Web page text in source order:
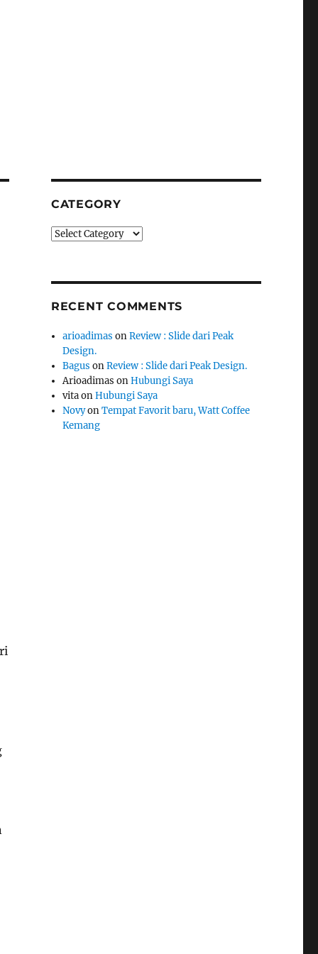
CATEGORY
Category
RECENT COMMENTS
arioadimas onReview : Slide dari Peak
Design.
Bagus onReview : Slide dari Peak Design.
Arioadimas onHubungi Saya
vitaonHubungi Saya
NovyonTempat Favorit baru, Watt Coffee
Kemang